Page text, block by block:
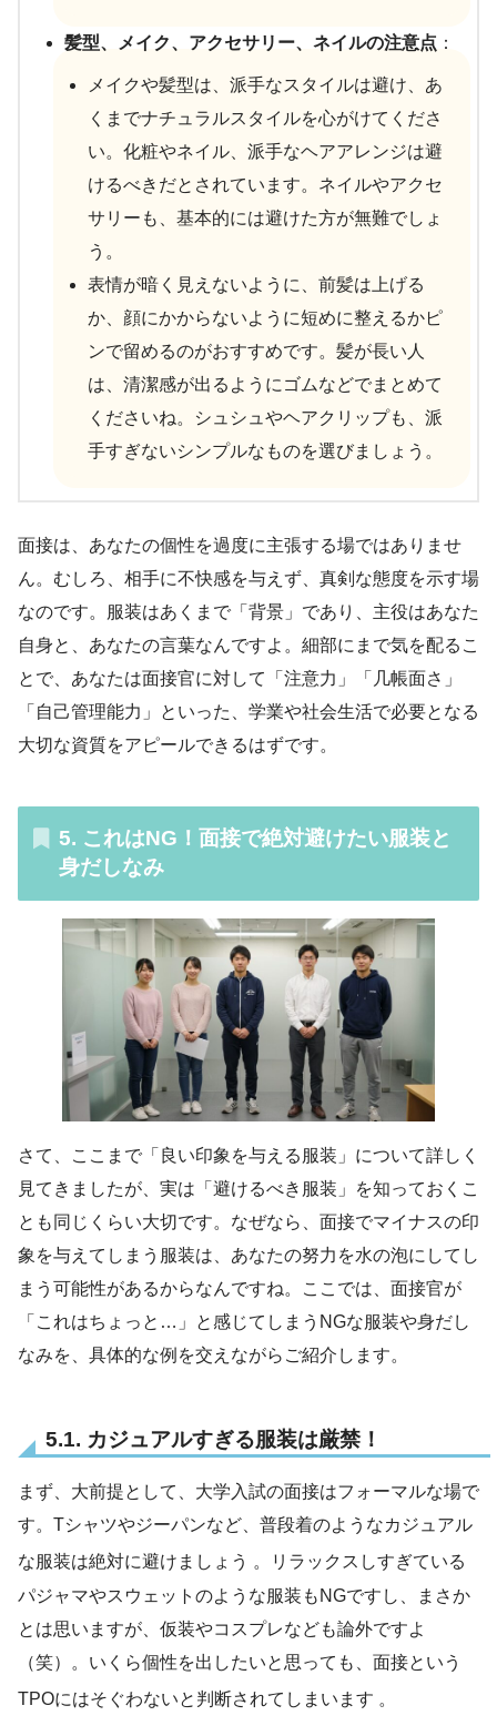
髪型、メイク、アクセサリー、ネイルの注意点 ：
メイクや髪型は、派手なスタイルは避け、あ
くまでナチュラルスタイルを心がけてくださ
い。化粧やネイル、派手なヘアアレンジは避
けるべきだとされています。ネイルやアクセ
サリーも、基本的には避けた方が無難でしょ
う。
表情が暗く見えないように、前髪は上げる
か、顔にかからないように短めに整えるかピ
ンで留めるのがおすすめです。髪が長い人
は、清潔感が出るようにゴムなどでまとめて
くださいね。シュシュやヘアクリップも、派
手すぎないシンプルなものを選びましょう。
面接は、あなたの個性を過度に主張する場ではありませ
ん。むしろ、相手に不快感を与えず、真剣な態度を示す場
なのです。服装はあくまで「背景」であり、主役はあなた
自身と、あなたの言葉なんですよ。細部にまで気を配るこ
とで、あなたは面接官に対して「注意力」「几帳面さ」
「自己管理能力」といった、学業や社会生活で必要となる
大切な資質をアピールできるはずです。
5. これはNG！面接で絶対避けたい服装と
身だしなみ
さて、ここまで「良い印象を与える服装」について詳しく
見てきましたが、実は「避けるべき服装」を知っておくこ
とも同じくらい大切です。なぜなら、面接でマイナスの印
象を与えてしまう服装は、あなたの努力を水の泡にしてし
まう可能性があるからなんですね。ここでは、面接官が
「これはちょっと…」と感じてしまうNGな服装や身だし
なみを、具体的な例を交えながらご紹介します。
5.1. カジュアルすぎる服装は厳禁！
まず、大前提として、大学入試の面接はフォーマルな場で
す。Tシャツやジーパンなど、普段着のようなカジュアル
な服装は絶対に避けましょう 。リラックスしすぎている
パジャマやスウェットのような服装もNGですし、まさか
とは思いますが、仮装やコスプレなども論外ですよ
（笑）。いくら個性を出したいと思っても、面接という
TPOにはそぐわないと判断されてしまいます 。